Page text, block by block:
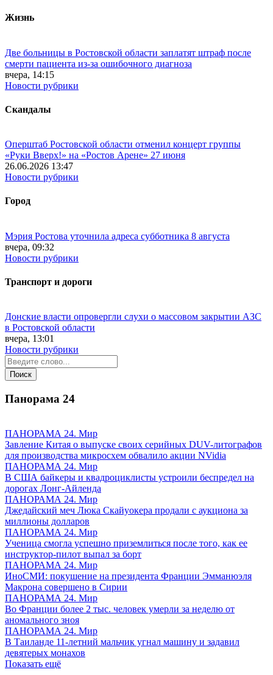
Жизнь
Две больницы в Ростовской области заплатят штраф после
смерти пациента из-за ошибочного диагноза
вчера, 14:15
Новости рубрики
Скандалы
Оперштаб Ростовской области отменил концерт группы
«Руки Вверх!» на «Ростов Арене» 27 июня
26.06.2026 13:47
Новости рубрики
Город
Мэрия Ростова уточнила адреса субботника 8 августа
вчера, 09:32
Новости рубрики
Транспорт и дороги
Донские власти опровергли слухи о массовом закрытии АЗС
в Ростовской области
вчера, 13:01
Новости рубрики
Панорама 24
ПАНОРАМА 24. Мир
Завление Китая о выпуске своих серийных DUV-литографов
для производства микросхем обвалило акции NVidia
ПАНОРАМА 24. Мир
В США байкеры и квадроциклисты устроили беспредел на
дорогах Лонг-Айленда
ПАНОРАМА 24. Мир
Джедайский меч Люка Скайуокера продали с аукциона за
миллионы долларов
ПАНОРАМА 24. Мир
Ученица смогла успешно приземлиться после того, как ее
инструктор-пилот выпал за борт
ПАНОРАМА 24. Мир
ИноСМИ: покушение на президента Франции Эмманюэля
Макрона совершено в Сирии
ПАНОРАМА 24. Мир
Во Франции более 2 тыс. человек умерли за неделю от
аномального зноя
ПАНОРАМА 24. Мир
В Таиланде 11-летний мальчик угнал машину и задавил
девятерых монахов
Показать ещё